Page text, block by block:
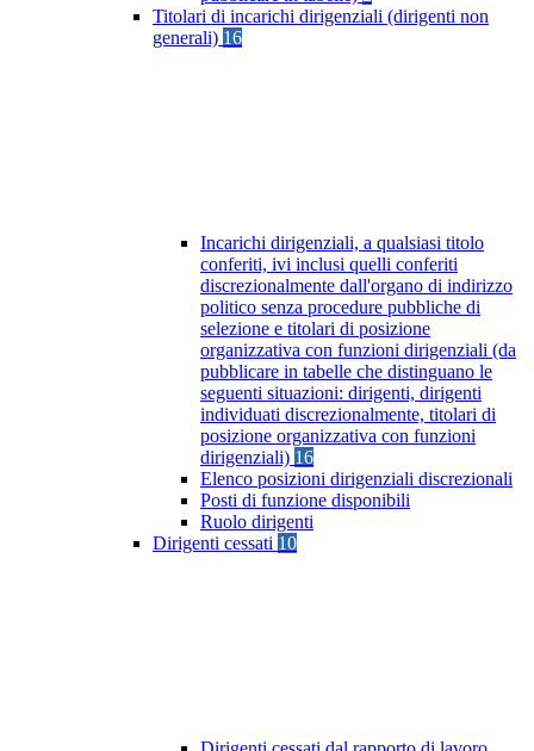
Titolari di incarichi dirigenziali (dirigenti non
generali) 16
Incarichi dirigenziali, a qualsiasi titolo
conferiti, ivi inclusi quelli conferiti
discrezionalmente dall'organo di indirizzo
politico senza procedure pubbliche di
selezione e titolari di posizione
organizzativa con funzioni dirigenziali (da
pubblicare in tabelle che distinguano le
seguenti situazioni: dirigenti, dirigenti
individuati discrezionalmente, titolari di
posizione organizzativa con funzioni
dirigenziali) 16
Elenco posizioni dirigenziali discrezionali
Posti di funzione disponibili
Ruolo dirigenti
Dirigenti cessati 10